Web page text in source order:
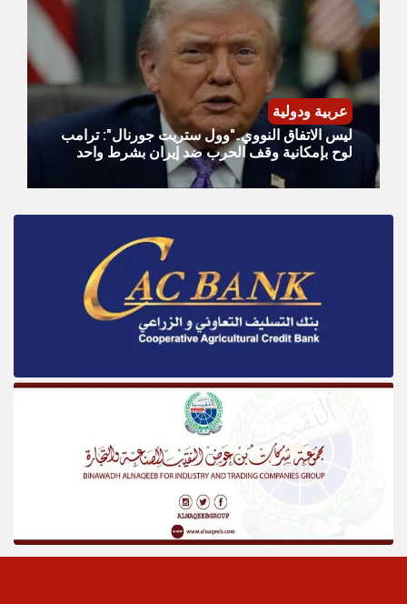
عربية ودولية
ليس الاتفاق النووي.."وول ستريت جورنال": ترامب
لوح بإمكانية وقف الحرب ضد إيران بشرط واحد